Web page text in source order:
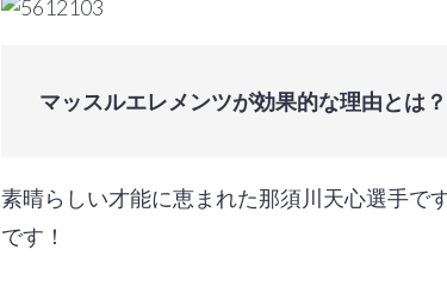
マッスルエレメンツが効果的な理由とは？
素晴らしい才能に恵まれた那須川天心選手で
です！